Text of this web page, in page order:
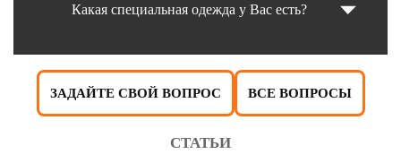
Какая специальная одежда у Вас есть?
ЗАДАЙТЕ СВОЙ ВОПРОС ВСЕ ВОПРОСЫ
СТАТЬИ